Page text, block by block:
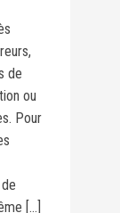
de
ou
Pour
[…]